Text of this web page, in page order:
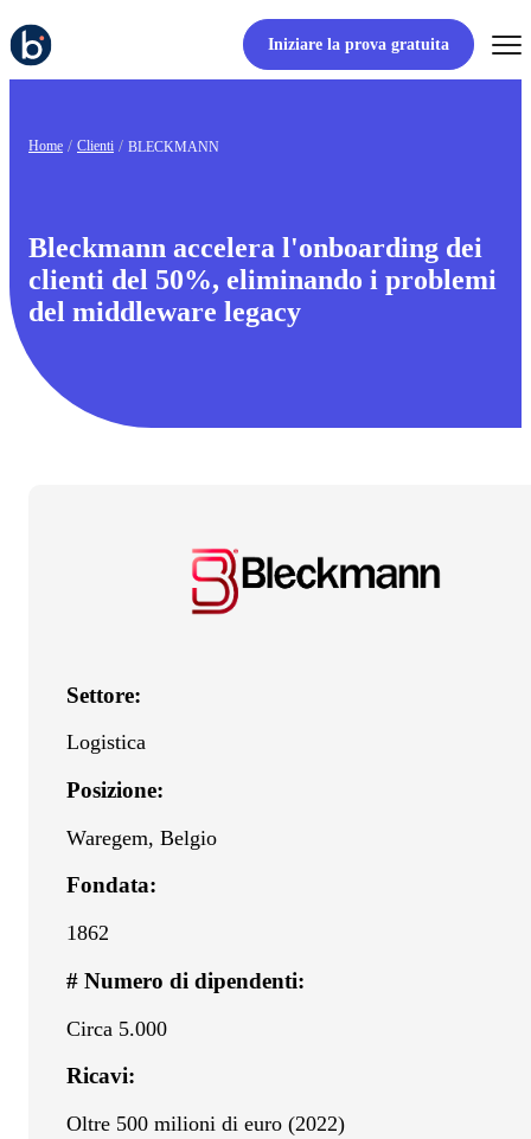
Iniziare la prova gratuita
Home Clienti BLECKMANN
Bleckmann accelera l'onboarding dei
clienti del 50%, eliminando i problemi
del middleware legacy
Settore:
Logistica
Posizione:
Waregem, Belgio
Fondata:
1862
# Numero di dipendenti:
Circa 5.000
Ricavi:
Oltre 500 milioni di euro (2022)